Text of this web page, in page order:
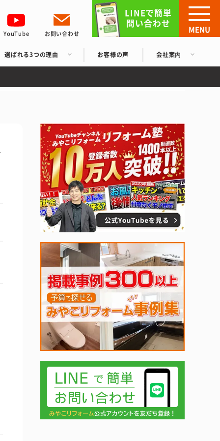
YouTube お問い合わせ
選ばれる3つの理由 お客様の声 会社案内
LINEで簡単
問い合わせ
MENU